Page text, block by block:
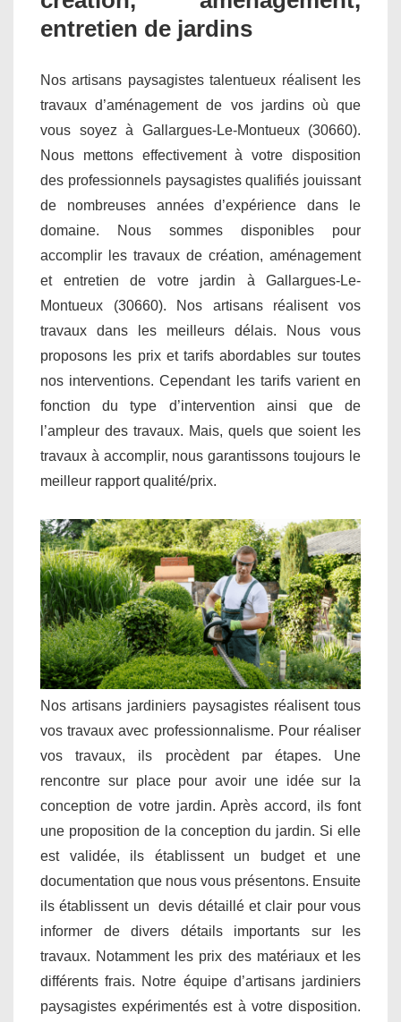
entretien de jardins
Nos artisans paysagistes talentueux réalisent les
travaux d’aménagement de vos jardins où que
vous soyez à Gallargues-Le-Montueux (30660).
Nous mettons effectivement à votre disposition
des professionnels paysagistes qualifiés jouissant
de nombreuses années d’expérience dans le
domaine. Nous sommes disponibles pour
accomplir les travaux de création, aménagement
et entretien de votre jardin à Gallargues-Le-
Montueux (30660). Nos artisans réalisent vos
travaux dans les meilleurs délais. Nous vous
proposons les prix et tarifs abordables sur toutes
nos interventions. Cependant les tarifs varient en
fonction du type d’intervention ainsi que de
l’ampleur des travaux. Mais, quels que soient les
travaux à accomplir, nous garantissons toujours le
meilleur rapport qualité/prix.
Nos artisans jardiniers paysagistes réalisent tous
vos travaux avec professionnalisme. Pour réaliser
vos travaux, ils procèdent par étapes. Une
rencontre sur place pour avoir une idée sur la
conception de votre jardin. Après accord, ils font
une proposition de la conception du jardin. Si elle
est validée, ils établissent un budget et une
documentation que nous vous présentons. Ensuite
ils établissent un devis détaillé et clair pour vous
informer de divers détails importants sur les
travaux. Notamment les prix des matériaux et les
différents frais. Notre équipe d’artisans jardiniers
paysagistes expérimentés est à votre disposition.